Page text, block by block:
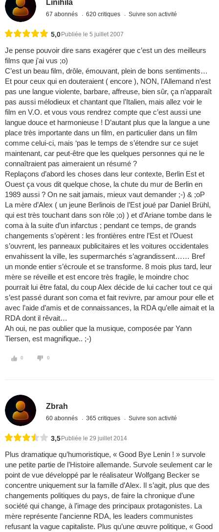
Linihila
67 abonnés 620 critiques Suivre son activité
5,0 Publiée le 5 juillet 2007
Je pense pouvoir dire sans exagérer que c’est un des meilleurs
films que j'ai vus ;o)
C’est un beau film, drôle, émouvant, plein de bons sentiments…
Et pour ceux qui en douteraient ( encore ), NON, l’Allemand n’est
pas une langue violente, barbare, affreuse, bien sûr, ça n’apparaît
pas aussi mélodieux et chantant que l’Italien, mais allez voir le
film en V.O. et vous vous rendrez compte que c’est aussi une
langue douce et harmonieuse ! D’autant plus que la langue a une
place très importante dans un film, en particulier dans un film
comme celui-ci, mais ‘pas le temps de s’étendre sur ce sujet
maintenant, car peut-être que les quelques personnes qui ne le
connaîtraient pas aimeraient un résumé ?
Replaçons d’abord les choses dans leur contexte, Berlin Est et
Ouest ça vous dit quelque chose, la chute du mur de Berlin en
1989 aussi ? On ne sait jamais, mieux vaut demander ;-) & ;oP
La mère d’Alex ( un jeune Berlinois de l’Est joué par Daniel Brühl,
qui est très touchant dans son rôle ;o) ) et d’Ariane tombe dans le
coma à la suite d’un infarctus ; pendant ce temps, de grands
changements s’opèrent : les frontières entre l’Est et l’Ouest
s’ouvrent, les panneaux publicitaires et les voitures occidentales
envahissent la ville, les supermarchés s’agrandissent…… Bref
un monde entier s’écroule et se transforme. 8 mois plus tard, leur
mère se réveille et est encore très fragile, le moindre choc
pourrait lui être fatal, du coup Alex décide de lui cacher tout ce qui
s’est passé durant son coma et fait revivre, par amour pour elle et
avec l’aide d’amis et de connaissances, la RDA qu’elle aimait et la
RDA dont il rêvait…
Ah oui, ne pas oublier que la musique, composée par Yann
Tiersen, est magnifique.. ;-)
0 0
Zbrah
60 abonnés 365 critiques Suivre son activité
3,5 Publiée le 29 juillet 2014
Plus dramatique qu’humoristique, « Good Bye Lenin ! » survole
une petite partie de l’Histoire allemande. Survole seulement car le
point de vue développé par le réalisateur Wolfgang Becker se
concentre uniquement sur la famille d’Alex. Il s’agit, plus que des
changements politiques du pays, de faire la chronique d’une
société qui change, à l’image des principaux protagonistes. La
mère représente l’ancienne RDA, les leaders communistes
refusant la vague capitaliste. Plus qu’une œuvre politique, « Good